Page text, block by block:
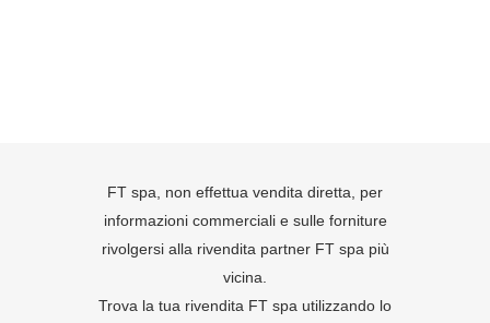
FT spa, non effettua vendita diretta, per
informazioni commerciali e sulle forniture
rivolgersi alla rivendita partner FT spa più
vicina.
Trova la tua rivendita FT spa utilizzando lo